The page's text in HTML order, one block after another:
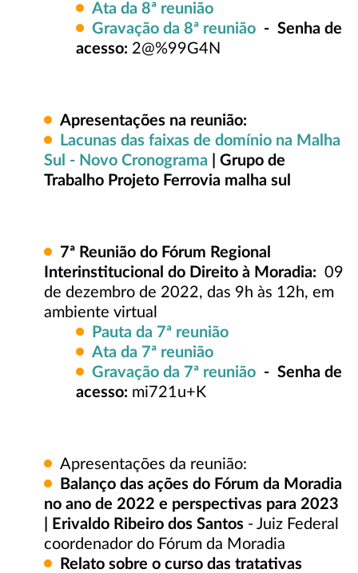
Ata da 8ª reunião
Gravação da 8ª reunião - Senha de
acesso: 2@%99G4N
Apresentações na reunião:
Lacunas das faixas de domínio na Malha
Sul - Novo Cronograma | Grupo de
Trabalho Projeto Ferrovia malha sul
7ª Reunião do Fórum Regional
Interinstitucional do Direito à Moradia: 09
de dezembro de 2022, das 9h às 12h, em
ambiente virtual
Pauta da 7ª reunião
Ata da 7ª reunião
Gravação da 7ª reunião - Senha de
acesso: mi721u+K
Apresentações da reunião:
Balanço das ações do Fórum da Moradia
no ano de 2022 e perspectivas para 2023
Erivaldo Ribeiro dos Santos - Juiz Federal
coordenador do Fórum da Moradia
Relato sobre o curso das tratativas